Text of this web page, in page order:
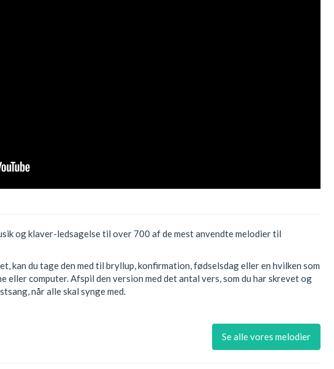
og klaver-ledsagelse til over 700 af de mest anvendte melodier til
kan du tage den med til bryllup, konfirmation, fødselsdag eller en hvilken som
eller computer. Afspil den version med det antal vers, som du har skrevet og
når alle skal synge med.
Se alle vores melodier